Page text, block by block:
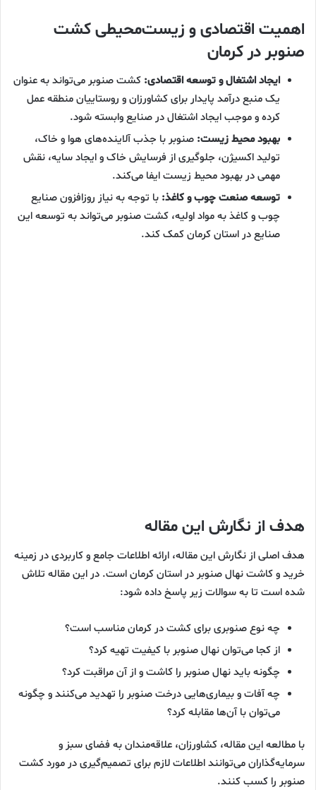
اهمیت اقتصادی و زیست‌محیطی کشت
صنوبر در کرمان
ایجاد اشتغال و توسعه اقتصادی: کشت صنوبر می‌تواند به عنوان
یک منبع درآمد پایدار برای کشاورزان و روستاییان منطقه عمل
کرده و موجب ایجاد اشتغال در صنایع وابسته شود.
بهبود محیط زیست: صنوبر با جذب آلاینده‌های هوا و خاک،
تولید اکسیژن، جلوگیری از فرسایش خاک و ایجاد سایه، نقش
مهمی در بهبود محیط زیست ایفا می‌کند.
توسعه صنعت چوب و کاغذ: با توجه به نیاز روزافزون صنایع
چوب و کاغذ به مواد اولیه، کشت صنوبر می‌تواند به توسعه این
صنایع در استان کرمان کمک کند.
هدف از نگارش این مقاله
هدف اصلی از نگارش این مقاله، ارائه اطلاعات جامع و کاربردی در زمینه
خرید و کاشت نهال صنوبر در استان کرمان است. در این مقاله تلاش
شده است تا به سوالات زیر پاسخ داده شود:
چه نوع صنوبری برای کشت در کرمان مناسب است؟
از کجا می‌توان نهال صنوبر با کیفیت تهیه کرد؟
چگونه باید نهال صنوبر را کاشت و از آن مراقبت کرد؟
چه آفات و بیماری‌هایی درخت صنوبر را تهدید می‌کنند و چگونه
می‌توان با آن‌ها مقابله کرد؟
با مطالعه این مقاله، کشاورزان، علاقه‌مندان به فضای سبز و
سرمایه‌گذاران می‌توانند اطلاعات لازم برای تصمیم‌گیری در مورد کشت
صنوبر را کسب کنند.